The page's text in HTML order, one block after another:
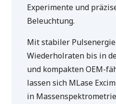
Experimente und
Beleuchtung.
Mit stabiler
Wiederholraten bis in
und kompakten OEM-
lassen sich MLase
in